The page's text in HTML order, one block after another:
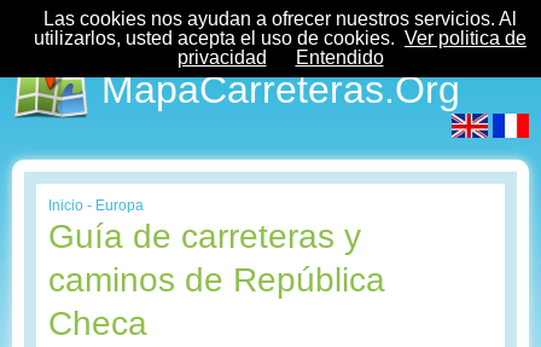
MapaCarreteras.Org
Inicio - Europa
Guía de carreteras y
caminos de República
Checa
Las cookies nos ayudan a ofrecer nuestros servicios. Al
utilizarlos, usted acepta el uso de cookies. Ver politica de
privacidad
Entendido